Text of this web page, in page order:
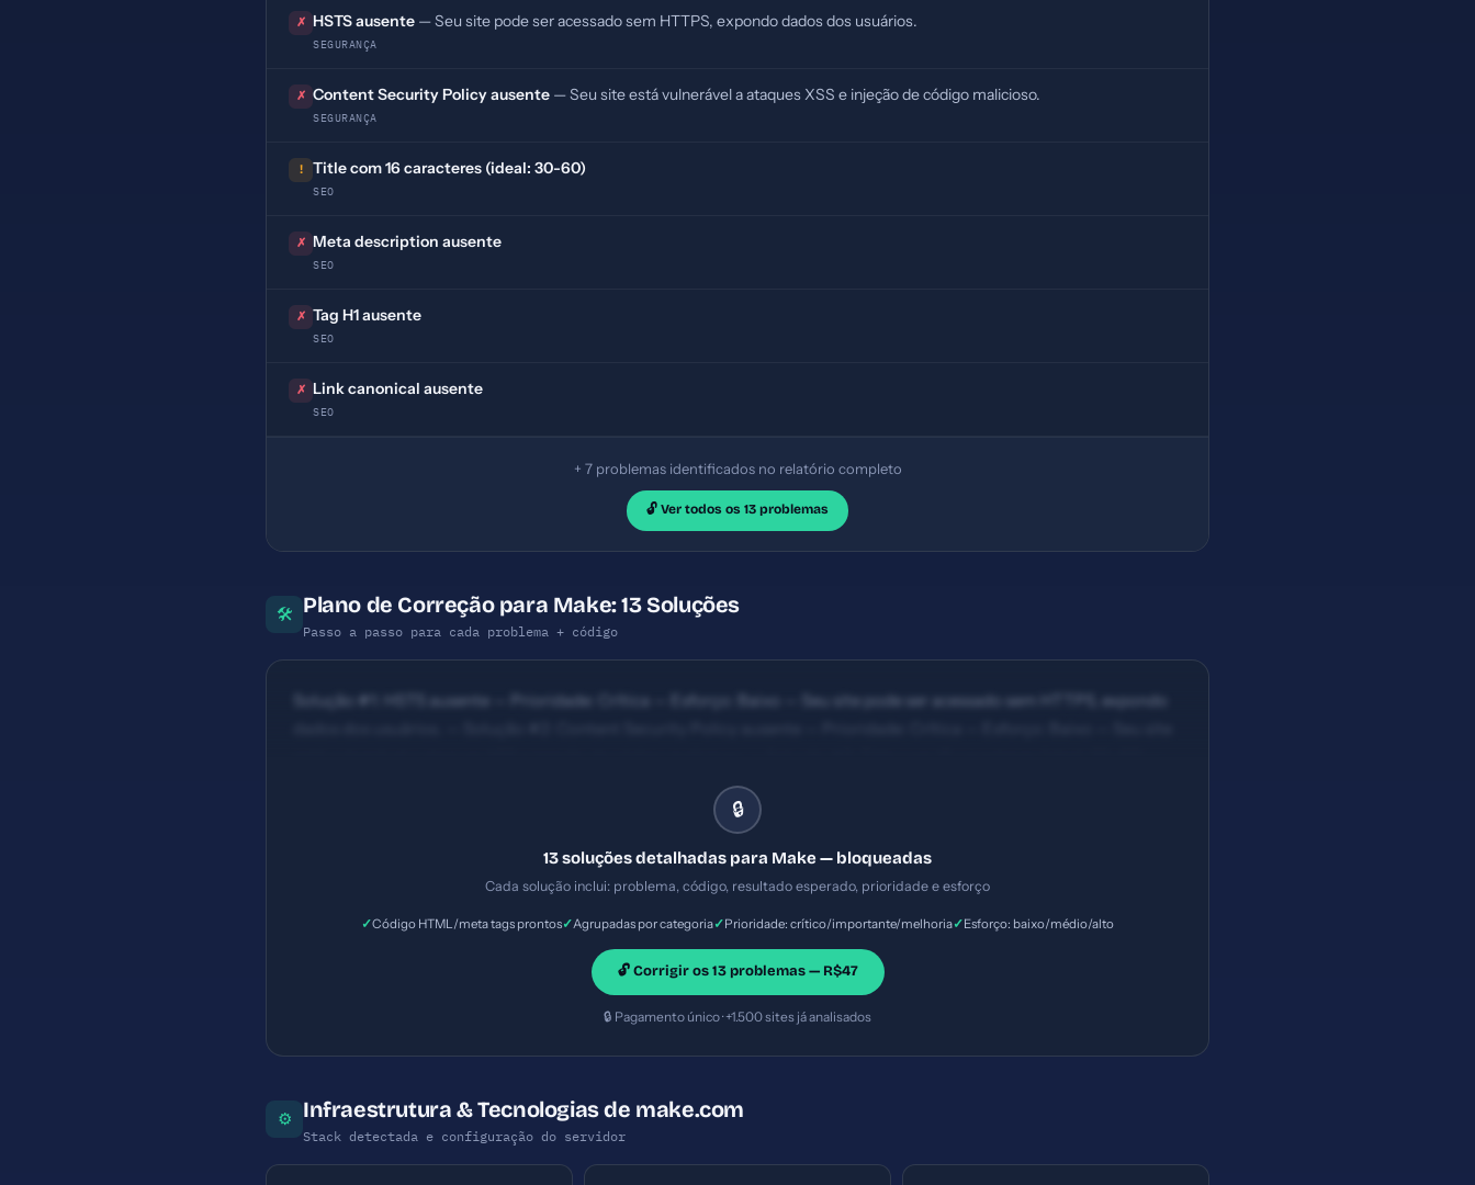
✗ HSTS ausente — Seu site pode ser acessado sem HTTPS, expondo dados dos usuários.
SEGURANÇA
✗ Content Security Policy ausente — Seu site está vulnerável a ataques XSS e injeção de código malicioso.
SEGURANÇA
! Title com 16 caracteres (ideal: 30-60)
SEO
✗ Meta description ausente
SEO
✗ Tag H1 ausente
SEO
✗ Link canonical ausente
SEO
+ 7 problemas identificados no relatório completo
🔓 Ver todos os 13 problemas
🛠 Plano de Correção para Make: 13 Soluções
Passo a passo para cada problema + código
Solução #1: HSTS ausente — Prioridade: Crítica — Esforço: Baixo — Seu site pode ser acessado sem HTTPS, expondo
🔒
13 soluções detalhadas para Make — bloqueadas
Cada solução inclui: problema, código, resultado esperado, prioridade e esforço
✓Código HTML/meta tags prontos✓Agrupadas por categoria✓Prioridade: crítico/importante/melhoria✓Esforço: baixo/médio/alto
🔓 Corrigir os 13 problemas — R$47
🔒 Pagamento único · +1.500 sites já analisados
⚙ Infraestrutura & Tecnologias de make.com
Stack detectada e configuração do servidor